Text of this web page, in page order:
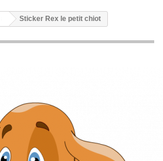
Sticker Rex le petit chiot